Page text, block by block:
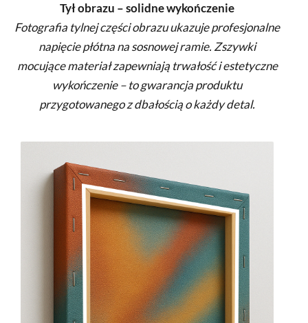
Tył obrazu – solidne wykończenie
Fotografia tylnej części obrazu ukazuje profesjonalne
napięcie płótna na sosnowej ramie. Zszywki
mocujące materiał zapewniają trwałość i estetyczne
wykończenie – to gwarancja produktu
przygotowanego z dbałością o każdy detal.